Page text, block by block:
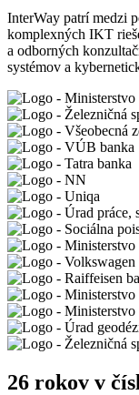
InterWay patrí medzi
komplexných IKT
a odborných
systémov a
26 rokov v